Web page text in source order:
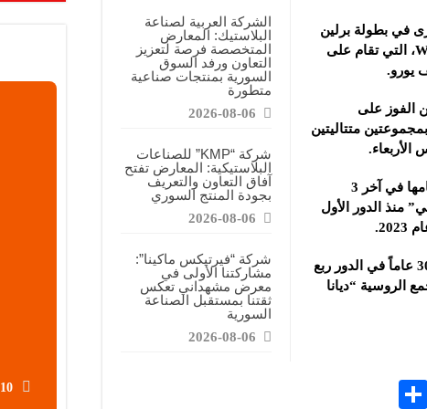
المتخصصة تساهم في دعم الصناعة السورية وتعزيز حضور المنتجات المحلية
نحرص على توفير مواد أولية عالية الجودة لدعم الصناعة المحلية
في المعرض خطوة للتوسع وتعزيز حضورنا في السوق
الشركة العربية لصناعة
البلاستيك: المعارض
المتخصصة فرصة لتعزيز
التعاون ورفد السوق
السورية بمنتجات صناعية
متطورة
2026-08-06
شركة “KMP” للصناعات
البلاستيكية: المعارض تفتح
آفاق التعاون والتعريف
بجودة المنتج السوري
2026-08-06
شركة “فيرتيكس ماكينا”:
مشاركتنا الأولى في
معرض مشهداني تعكس
ثقتنا بمستقبل الصناعة
السورية
2026-08-06
في بطولة برلين
المفتوحة للسيدات “فئة 500 نقطة – WTA-500″، التي تقام على
61 عالمياً، من الفوز على
متتاليتين
وثأرت “جابر” من اللاعبة الإيطالية لخسارتها أمامها في آخر 3
منذ الدور الأول
وستكون “وزيرة السعادة” التونسية صاحبة الـ 30 عاماً في الدور ربع
الروسية “ديانا
E
10 %